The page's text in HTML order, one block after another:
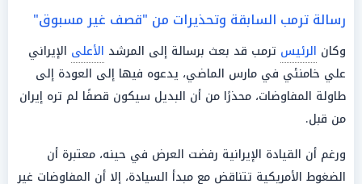
رسالة ترمب السابقة وتحذيرات من "قصف غير مسبوق"
وكان الرئيس ترمب قد بعث برسالة إلى المرشد الأعلى الإيراني
علي خامنئي في مارس الماضي، يدعوه فيها إلى العودة إلى
طاولة المفاوضات، محذرًا من أن البديل سيكون قصفًا لم تره إيران
من قبل.
ورغم أن القيادة الإيرانية رفضت العرض في حينه، معتبرة أن
الضغوط الأمريكية تتناقض مع مبدأ السيادة، إلا أن المفاوضات غير